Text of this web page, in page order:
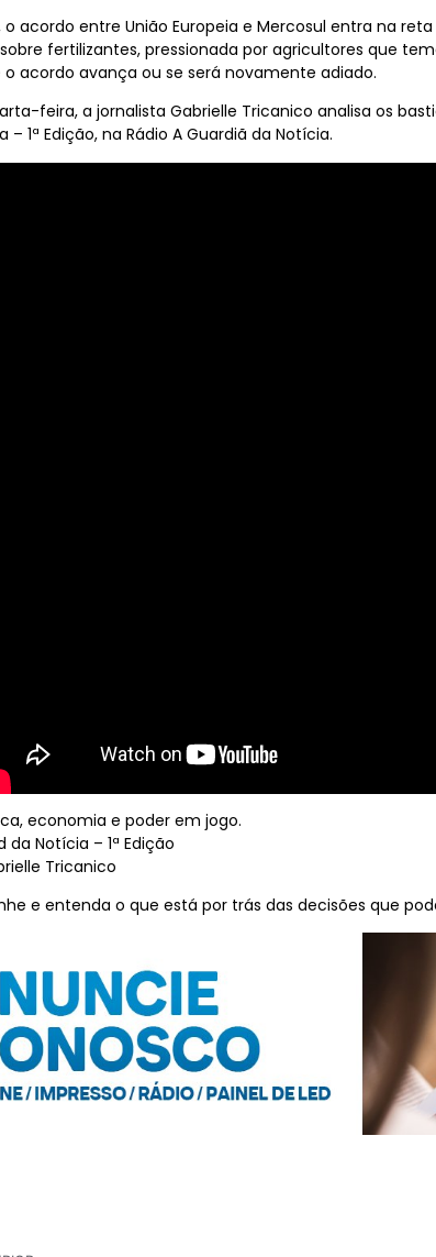
o acordo entre União Europeia e Mercosul entra na
fertilizantes, pressionada por agricultores que
o acordo avança ou se será novamente adiado.
feira, a jornalista Gabrielle Tricanico analisa os
– 1ª Edição, na Rádio A Guardiã da Notícia.
economia e poder em jogo.
da Notícia – 1ª Edição
Tricanico
e entenda o que está por trás das decisões que